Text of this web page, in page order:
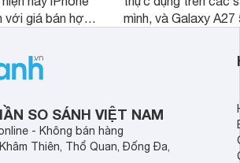
giá bán hợp
mình, và Galaxy
lượng với nhiều
SO SÁNH VIỆT NAM
- Không bán hàng
Thiên, Thổ Quan, Đống Đa,